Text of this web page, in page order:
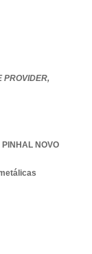
PROVIDER,
PINHAL NOVO